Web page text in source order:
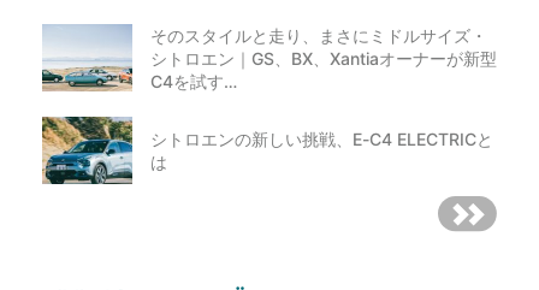
そのスタイルと走り、まさにミドルサイズ・
シトロエン｜GS、BX、Xantiaオーナーが新型
C4を試す…
シトロエンの新しい挑戦、E-C4 ELECTRICと
は